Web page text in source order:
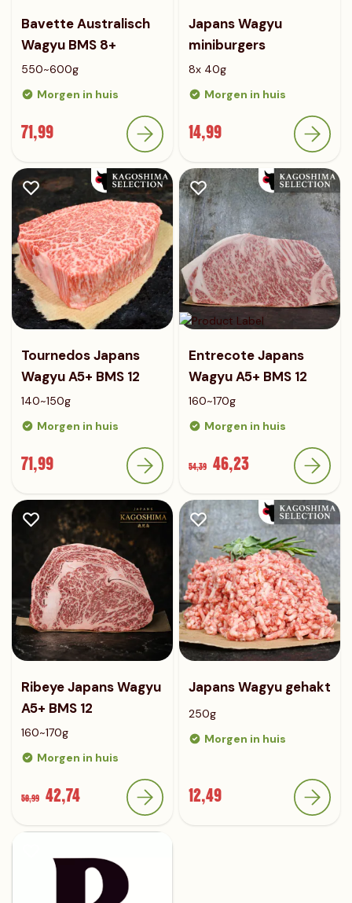
Bavette Australisch
Wagyu BMS 8+
550~600g
Morgen in huis
71,99
Japans Wagyu
miniburgers
8x 40g
Morgen in huis
14,99
Tournedos Japans
Wagyu A5+ BMS 12
140~150g
Morgen in huis
71,99
Entrecote Japans
Wagyu A5+ BMS 12
160~170g
Morgen in huis
54,39 46,23
Ribeye Japans Wagyu
A5+ BMS 12
160~170g
Morgen in huis
50,99 42,74
Japans Wagyu gehakt
250g
Morgen in huis
12,49